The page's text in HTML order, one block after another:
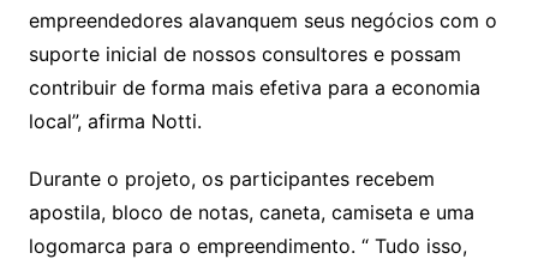
empreendedores alavanquem seus negócios com o
suporte inicial de nossos consultores e possam
contribuir de forma mais efetiva para a economia
local”, afirma Notti.
Durante o projeto, os participantes recebem
apostila, bloco de notas, caneta, camiseta e uma
logomarca para o empreendimento. “ Tudo isso,